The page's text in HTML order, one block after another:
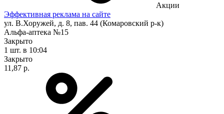
Акции
Эффективная реклама на сайте
ул. В.Хоружей, д. 8, пав. 44 (Комаровский р-к)
Альфа-аптека №15
Закрыто
1 шт. в 10:04
Закрыто
11,87 р.